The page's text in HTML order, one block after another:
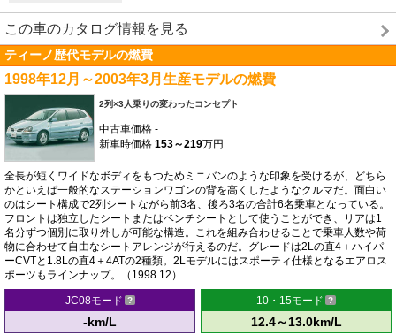
この車のカタログ情報を見る
ティーノ歴代モデルの燃費
1998年12月～2003年3月生産モデルの燃費
2列×3人乗りの変わったコンセプト
中古車価格 -
新車時価格 153～219万円
全長が短くワイドなボディをもつためミニバンのような印象を受けるが、どちら
かといえば一般的なステーションワゴンの背を高くしたようなクルマだ。面白い
のはシート構成で2列シートながら前3名、後ろ3名の合計6名乗車となっている。
フロントは独立したシートまたはベンチシートとして使うことができ、リアは1
名分ずつ個別に取り外しが可能な構造。これを組み合わせることで乗車人数や荷
物に合わせて自由なシートアレンジが行えるのだ。グレードは2Lの直4＋ハイパ
ーCVTと1.8Lの直4＋4ATの2種類。2Lモデルにはスポーティ仕様となるエアロス
ポーツもラインナップ。（1998.12）
JC08モード
-km/L
10・15モード
12.4～13.0km/L